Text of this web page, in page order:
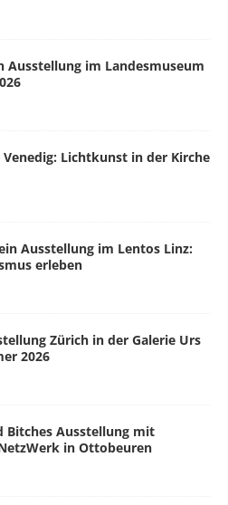
Ausstellung im Landesmuseum
Lichtkunst in der Kirche
Ausstellung im Lentos Linz:
erleben
Zürich in der Galerie Urs
2026
Bitches Ausstellung mit
in Ottobeuren